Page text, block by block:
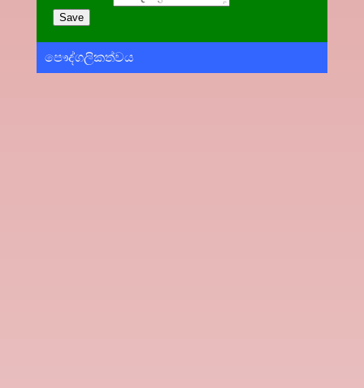
පෞද්ගලිකත්වය